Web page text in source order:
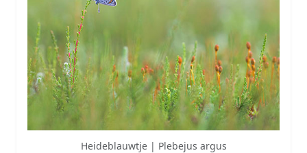
Heideblauwtje | Plebejus argus